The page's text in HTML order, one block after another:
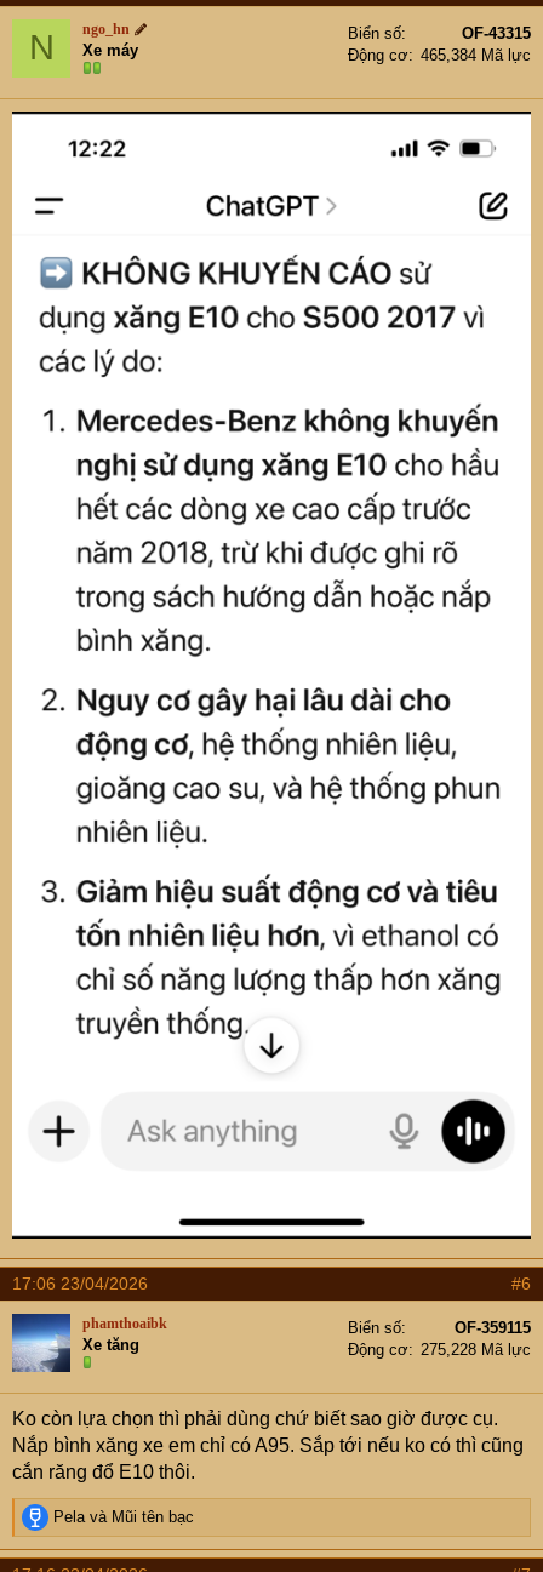
N ngo_hn
Xe máy
Biển số
OF-43315
Động cơ
465,384 Mã lực
17:06 23/04/2026 #6
phamthoaibk
Xe tăng
Biển số
OF-359115
Động cơ
275,228 Mã lực
Ko còn lựa chọn thì phải dùng chứ biết sao giờ được cụ.
Nắp bình xăng xe em chỉ có A95. Sắp tới nếu ko có thì cũng
cắn răng đổ E10 thôi.
R
e
a
Pelavà Mũi tên bạc